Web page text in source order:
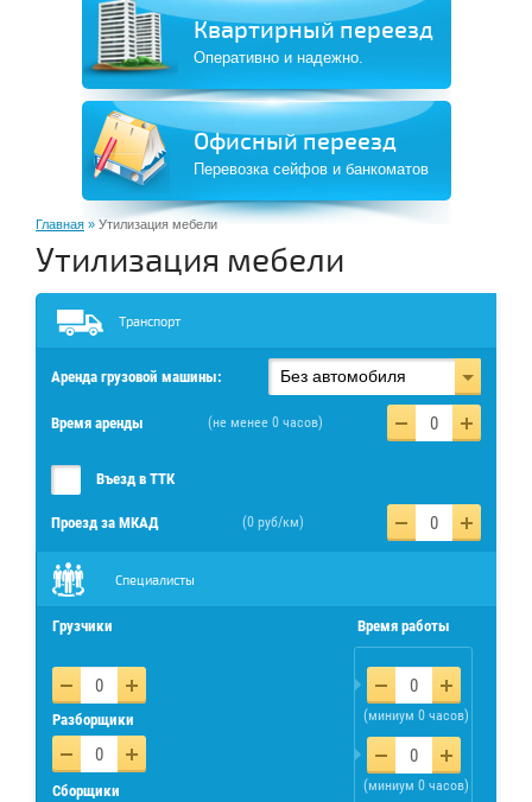
Квартирный переезд
Оперативно и надежно.
Офисный переезд
Перевозка сейфов и банкоматов
Главная » Утилизация мебели
Утилизация мебели
Транспорт
Аренда грузовой машины: Без автомобиля
Время аренды (не менее 0 часов)
Въезд в ТТК
Проезд за МКАД (0 руб/км)
Специалисты
Грузчики
Разборщики
Сборщики
Время работы
(миниум 0 часов)
(миниум 0 часов)